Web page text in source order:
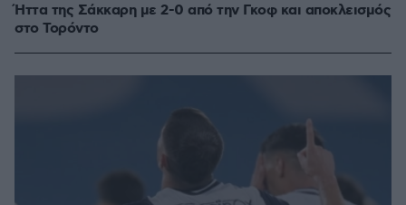
Ήττα της Σάκκαρη με 2-0 από την Γκοφ και αποκλεισμός
στο Τορόντο